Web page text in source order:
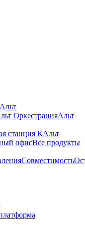
Альт
ОркестрацияАльт
станция КАльт
офисВсе продукты
Совместимость